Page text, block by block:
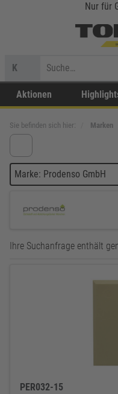
Nur für
K
Aktionen
Sie befinden sich hier: Marken
Marke: Prodenso GmbH
Ihre Suchanfrage enthält
PER032-15